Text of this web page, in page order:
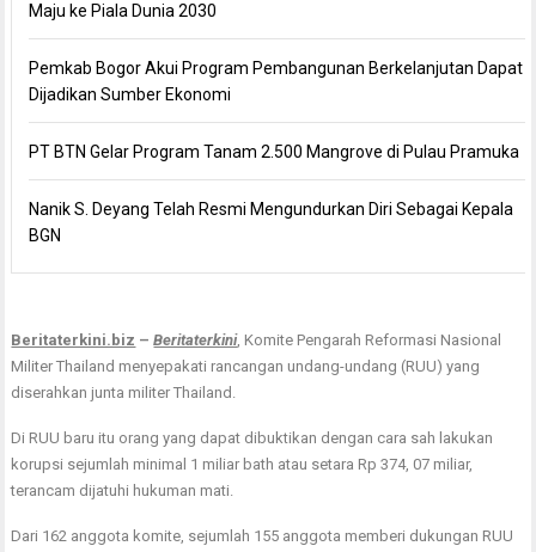
Maju ke Piala Dunia 2030
Pemkab Bogor Akui Program Pembangunan Berkelanjutan Dapat
Dijadikan Sumber Ekonomi
PT BTN Gelar Program Tanam 2.500 Mangrove di Pulau Pramuka
Nanik S. Deyang Telah Resmi Mengundurkan Diri Sebagai Kepala
BGN
Beritaterkini.biz –Beritaterkini, Komite Pengarah Reformasi Nasional
Militer Thailand menyepakati rancangan undang-undang (RUU) yang
diserahkan junta militer Thailand.
Di RUU baru itu orang yang dapat dibuktikan dengan cara sah lakukan
korupsi sejumlah minimal 1 miliar bath atau setara Rp 374, 07 miliar,
terancam dijatuhi hukuman mati.
Dari 162 anggota komite, sejumlah 155 anggota memberi dukungan RUU